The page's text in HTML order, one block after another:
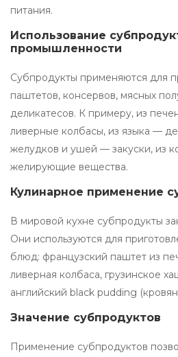
питания.
Использование
промышленности
Субпродукты применяются для
паштетов, консервов, мясных
деликатесов. К примеру, из
ливерные колбасы, из языка —
желудков и ушей — закуски, из
желирующие вещества.
Кулинарное применение
В мировой кухне субпродукты
Они используются для
блюд: французский паштет из
ливерная колбаса, грузинское
английский black pudding
Значение субпродуктов
Применение субпродуктов